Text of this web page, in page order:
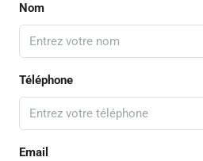
Nom
Téléphone
Email